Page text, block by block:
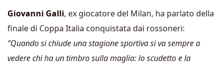
Giovanni Galli, ex giocatore del Milan, ha parlato della
finale di Coppa Italia conquistata dai rossoneri:
“Quando si chiude una stagione sportiva si va sempre a
vedere chi ha un timbro sulla maglia: lo scudetto e la